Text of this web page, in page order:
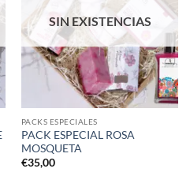
SIN EXISTENCIAS
PACKS ESPECIALES
PACK ESPECIAL ROSA
MOSQUETA
€35,00